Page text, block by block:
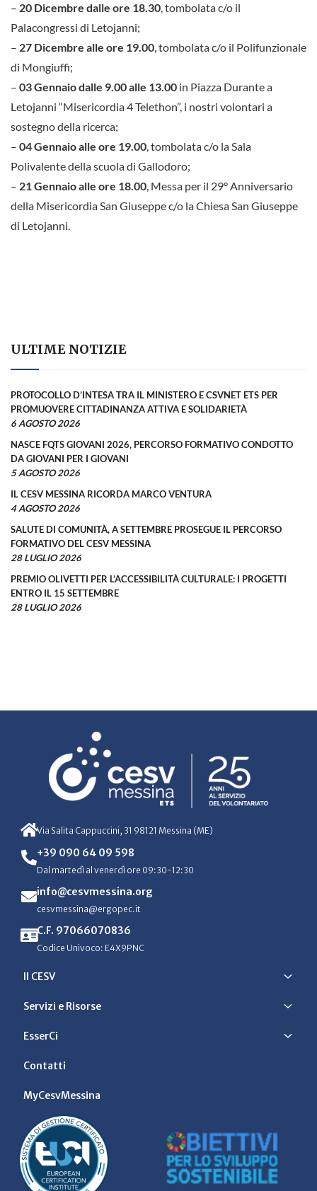
– 20 Dicembre dalle ore 18.30, tombolata c/o il
Palacongressi di Letojanni;
– 27 Dicembre alle ore 19.00, tombolata c/o il Polifunzionale
di Mongiuffi;
– 03 Gennaio dalle 9.00 alle 13.00 in Piazza Durante a
Letojanni “Misericordia 4 Telethon”, i nostri volontari a
sostegno della ricerca;
– 04 Gennaio alle ore 19.00, tombolata c/o la Sala
Polivalente della scuola di Gallodoro;
– 21 Gennaio alle ore 18.00, Messa per il 29° Anniversario
della Misericordia San Giuseppe c/o la Chiesa San Giuseppe
di Letojanni.
ULTIME NOTIZIE
PROTOCOLLO D’INTESA TRA IL MINISTERO E CSVNET ETS PER
PROMUOVERE CITTADINANZA ATTIVA E SOLIDARIETÀ
6 AGOSTO 2026
NASCE FQTS GIOVANI 2026, PERCORSO FORMATIVO CONDOTTO
DA GIOVANI PER I GIOVANI
5 AGOSTO 2026
IL CESV MESSINA RICORDA MARCO VENTURA
4 AGOSTO 2026
SALUTE DI COMUNITÀ, A SETTEMBRE PROSEGUE IL PERCORSO
FORMATIVO DEL CESV MESSINA
28 LUGLIO 2026
PREMIO OLIVETTI PER L’ACCESSIBILITÀ CULTURALE: I PROGETTI
ENTRO IL 15 SETTEMBRE
28 LUGLIO 2026
Via Salita Cappuccini, 31 98121 Messina (ME)
+39 090 64 09 598
Dal martedì al venerdì ore 09:30-12:30
info@cesvmessina.org
cesvmessina@ergopec.it
C.F. 97066070836
Codice Univoco: E4X9PNC
Il CESV
Servizi e Risorse
EsserCi
Contatti
MyCesvMessina